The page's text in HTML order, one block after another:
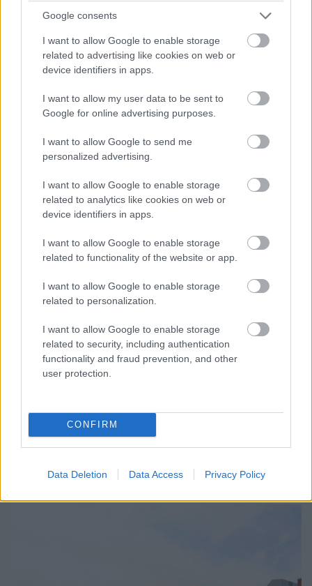
Google consents
I want to allow Google to enable storage
related to advertising like cookies on web or
device identifiers in apps.
I want to allow my user data to be sent to
Google for online advertising purposes.
I want to allow Google to send me
personalized advertising.
I want to allow Google to enable storage
related to analytics like cookies on web or
device identifiers in apps.
I want to allow Google to enable storage
related to functionality of the website or app.
I want to allow Google to enable storage
related to personalization.
I want to allow Google to enable storage
related to security, including authentication
functionality and fraud prevention, and other
user protection.
CONFIRM
Data Deletion Data Access Privacy Policy
hamar elkezdeni – hangzott el a Richter és az
ELTE között kötött átfogó együttműködésről
szóló szerződések ünnepélyes aláírása során.
A kutatói utánpótlás a cél
A Richter Gedeon Nyrt., a Richter Gedeon
Tudományegyetem (ELTE) között létrejött, 5
évre szóló együttműködési megállapodás
közös kutatási projektekre, valamint az
ELTE-n folyó oktatás, azon belül is
elsősorban a doktori képzés támogatására
terjed ki
az élettudományi és természettudományi
fő célja a magasan képzett, piaci igényeknek
megfelelő tudással felvértezett kutatói
tudás hasznosítása.